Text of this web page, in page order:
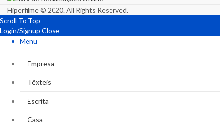
Hiperfilme © 2020. All Rights Reserved.
Scroll To Top
Login/Signup Close
Menu
Empresa
Têxteis
Escrita
Casa